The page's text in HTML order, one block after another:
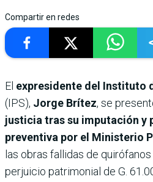
Compartir en redes
El expresidente del Instituto
(IPS), Jorge Brítez, se
justicia tras su imputación y
preventiva por el Ministerio
las obras fallidas de
perjuicio patrimonial de G.